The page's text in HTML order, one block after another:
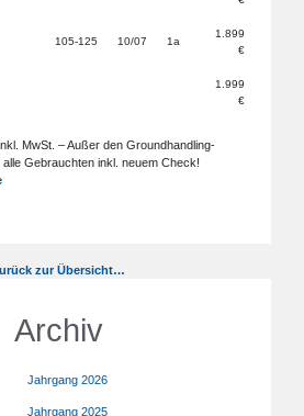
105-125 10/07 1a
1.899
€
1.999
€
MwSt. – Außer den Groundhandling-
Gebrauchten inkl. neuem Check!
zur Übersicht…
Archiv
Jahrgang 2026
Jahrgang 2025